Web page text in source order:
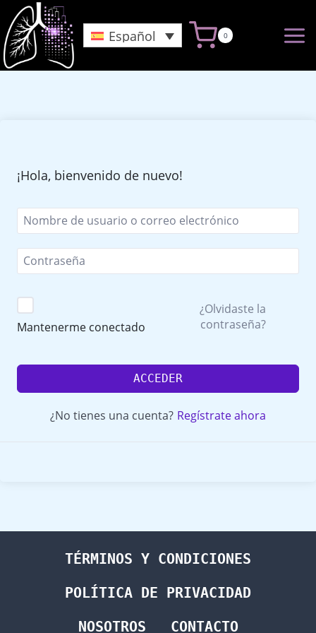
Saltar
al
Contenido
Español 0
¡Hola, bienvenido de nuevo!
Mantenerme conectado
¿Olvidaste la
contraseña?
ACCEDER
¿No tienes una cuenta? Regístrate ahora
TÉRMINOS Y CONDICIONES
POLÍTICA DE PRIVACIDAD
NOSOTROS
CONTACTO